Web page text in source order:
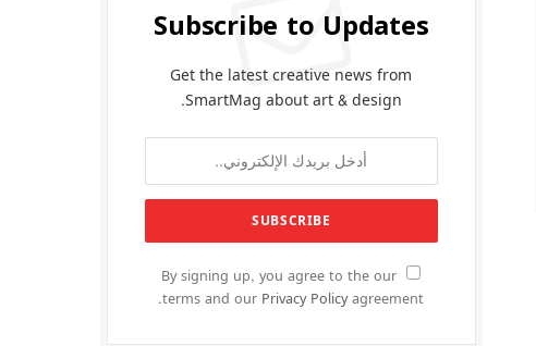
Subscribe to Updates
Get the latest creative news from
SmartMag about art & design.
By signing up, you agree to the our
terms and our Privacy Policyagreement.